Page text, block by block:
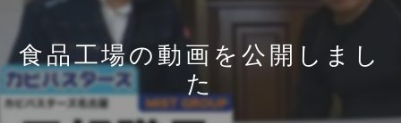
食品工場の動画を公開しまし
た